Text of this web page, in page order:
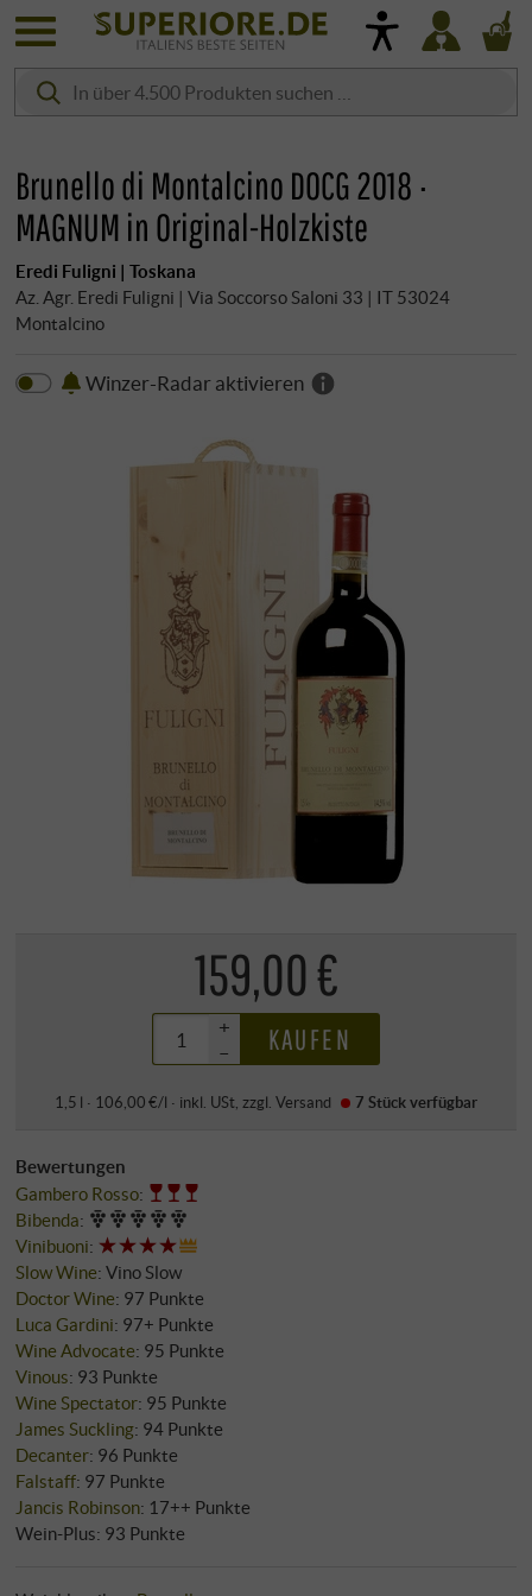
Brunello di Montalcino DOCG 2018 ·
MAGNUM in Original-Holzkiste
Eredi Fuligni | Toskana
Az. Agr. Eredi Fuligni | Via Soccorso Saloni 33 | IT 53024
Montalcino
Winzer-Radar aktivieren
159,00 €
+
–
KAUFEN
1,5 l · 106,00 €/l · inkl. USt , zzgl.Versand 7 Stückverfügbar
Bewertungen
Gambero Rosso:
Bibenda:
Vinibuoni:
Slow Wine: Vino Slow
Doctor Wine: 97 Punkte
Luca Gardini: 97+ Punkte
Wine Advocate: 95 Punkte
Vinous: 93 Punkte
Wine Spectator: 95 Punkte
James Suckling: 94 Punkte
Decanter: 96 Punkte
Falstaff: 97 Punkte
Jancis Robinson: 17++ Punkte
Wein-Plus: 93 Punkte